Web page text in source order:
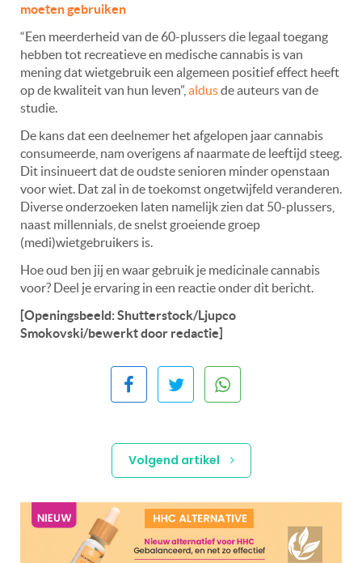
moeten gebruiken
“Een meerderheid van de 60-plussers die legaal toegang
hebben tot recreatieve en medische cannabis is van
mening dat wietgebruik een algemeen positief effect heeft
op de kwaliteit van hun leven”, aldusde auteurs van de
studie.
De kans dat een deelnemer het afgelopen jaar cannabis
consumeerde, nam overigens af naarmate de leeftijd steeg.
Dit insinueert dat de oudste senioren minder openstaan
voor wiet. Dat zal in de toekomst ongetwijfeld veranderen.
Diverse onderzoeken laten namelijk zien dat 50-plussers,
naast millennials, de snelst groeiende groep
(medi)wietgebruikers is.
Hoe oud ben jij en waar gebruik je medicinale cannabis
voor? Deel je ervaring in een reactie onder dit bericht.
[Openingsbeeld: Shutterstock/Ljupco
Smokovski/bewerkt door redactie]
Volgend artikel